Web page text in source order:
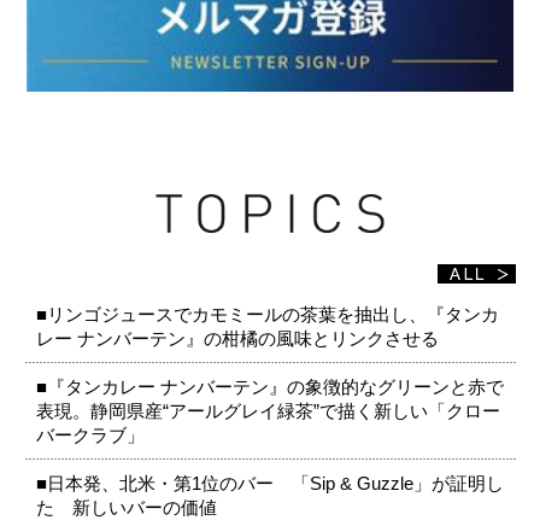
■リンゴジュースでカモミールの茶葉を抽出し、『タンカ
レー ナンバーテン』の柑橘の風味とリンクさせる
■『タンカレー ナンバーテン』の象徴的なグリーンと赤で
表現。静岡県産“アールグレイ緑茶”で描く新しい「クロー
バークラブ」
■日本発、北米・第1位のバー 「Sip & Guzzle」が証明し
た 新しいバーの価値